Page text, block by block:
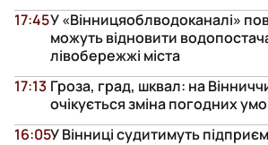
У «Вінницяоблводоканалі»
можуть відновити
лівобережжі міста
17:45
Гроза, град, шквал: на
очікується зміна погодних
17:13
У Вінниці судитимуть
16:05